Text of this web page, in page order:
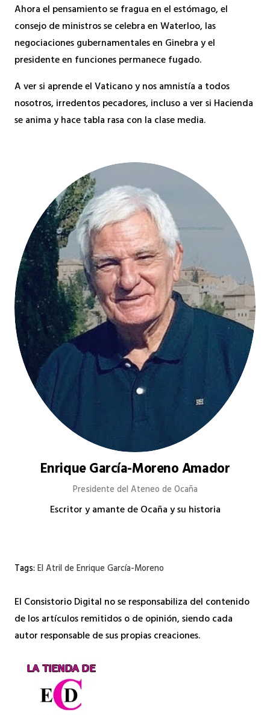
Ahora el pensamiento se fragua en el estómago, el
consejo de ministros se celebra en Waterloo, las
negociaciones gubernamentales en Ginebra y el
presidente en funciones permanece fugado.
A ver si aprende el Vaticano y nos amnistía a todos
nosotros, irredentos pecadores, incluso a ver si Hacienda
se anima y hace tabla rasa con la clase media.
Enrique García-Moreno Amador
Presidente del Ateneo de Ocaña
Escritor y amante de Ocaña y su historia
Tags:El Atril de Enrique García-Moreno
El Consistorio Digital no se responsabiliza del contenido
de los artículos remitidos o de opinión, siendo cada
autor responsable de sus propias creaciones.